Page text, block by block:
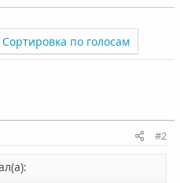
Сортировка по голосам
#2